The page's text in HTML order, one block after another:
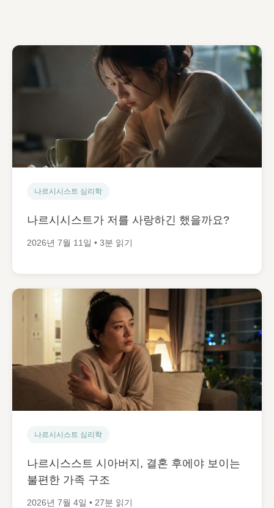
나르시시스트 심리학
나르시시스트가 저를 사랑하긴 했을까요?
2026년 7월 11일 • 3분 읽기
나르시시스트 심리학
나르시스스트 시아버지, 결혼 후에야 보이는
불편한 가족 구조
2026년 7월 4일 • 27분 읽기